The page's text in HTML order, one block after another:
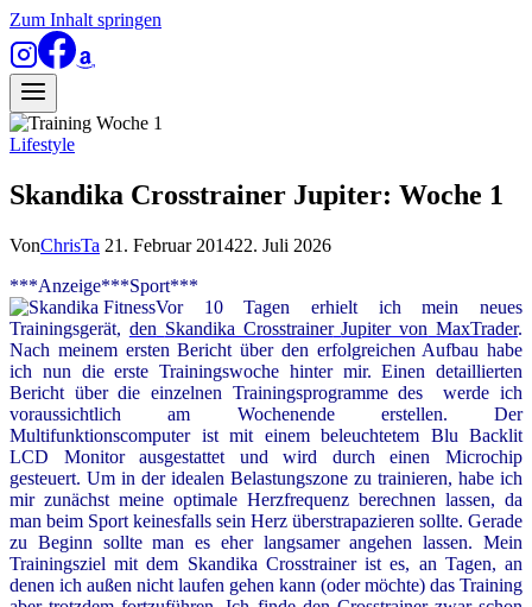
Zum Inhalt springen
Lifestyle
Skandika Crosstrainer Jupiter: Woche 1
VonChrisTa 21. Februar 201422. Juli 2026
***Anzeige***Sport***
Vor 10 Tagen erhielt ich mein neues
Trainingsgerät, den Skandika Crosstrainer Jupiter von MaxTrader.
Nach meinem ersten Bericht über den erfolgreichen Aufbau habe
ich nun die erste Trainingswoche hinter mir. Einen detaillierten
Bericht über die einzelnen Trainingsprogramme des werde ich
voraussichtlich am Wochenende erstellen. Der
Multifunktionscomputer ist mit einem beleuchtetem Blu Backlit
LCD Monitor ausgestattet und wird durch einen Microchip
gesteuert. Um in der idealen Belastungszone zu trainieren, habe ich
mir zunächst meine optimale Herzfrequenz berechnen lassen, da
man beim Sport keinesfalls sein Herz überstrapazieren sollte. Gerade
zu Beginn sollte man es eher langsamer angehen lassen. Mein
Trainingsziel mit dem Skandika Crosstrainer ist es, an Tagen, an
denen ich außen nicht laufen gehen kann (oder möchte) das Training